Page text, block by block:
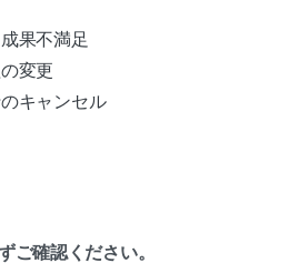
果不満足
変更
キャンセル
ご確認ください。